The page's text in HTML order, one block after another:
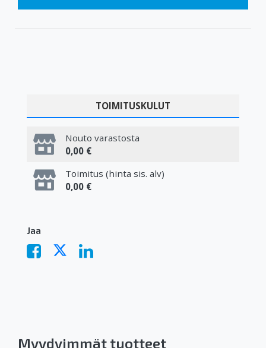
TOIMITUSKULUT
Nouto varastosta
0,00 €
Toimitus (hinta sis. alv)
0,00 €
Jaa
Myydyimmät tuotteet